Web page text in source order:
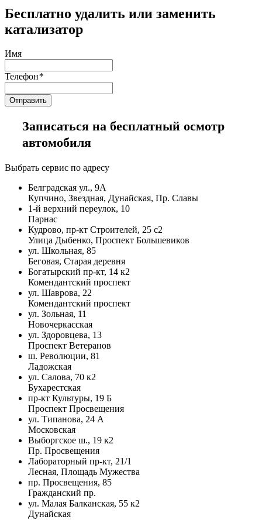
Бесплатно удалить или заменить
катализатор
Имя
Телефон*
Записаться на бесплатный осмотр
автомобиля
Выбрать сервис по адресу
Белградская ул., 9А
Купчино, Звездная, Дунайская, Пр. Славы
1-й верхний переулок, 10
Парнас
Кудрово, пр-кт Строителей, 25 с2
Улица Дыбенко, Проспект Большевиков
ул. Школьная, 85
Беговая, Старая деревня
Богатырский пр-кт, 14 к2
Комендантский проспект
ул. Шаврова, 22
Комендантский проспект
ул. Зольная, 11
Новочеркасская
ул. Здоровцева, 13
Проспект Ветеранов
ш. Революции, 81
Ладожская
ул. Салова, 70 к2
Бухарестская
пр-кт Культуры, 19 Б
Проспект Просвещения
ул. Типанова, 24 А
Московская
Выборгское ш., 19 к2
Пр. Просвещения
Лабораторный пр-кт, 21/1
Лесная, Площадь Мужества
пр. Просвещения, 85
Гражданский пр.
ул. Малая Балканская, 55 к2
Дунайская